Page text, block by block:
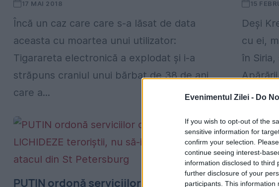
Evenimentul Zilei - Do
If you wish to opt-out of the
sensitive information for
confirm your selection.
continue seeing interest-
information disclosed to third
further disclosure of your
participants. This
17 MAI 2018
Încă un caz care care s-a lăsat de data
aceasta cu moartea unui utilizator:
Tigarareta electronică a explodat şi i-a
străpuns craniul unui bărbat de 38 de ani,
care a...
15
Deși
cu ei,
în
PUTIN ordonă serviciilor de securitate